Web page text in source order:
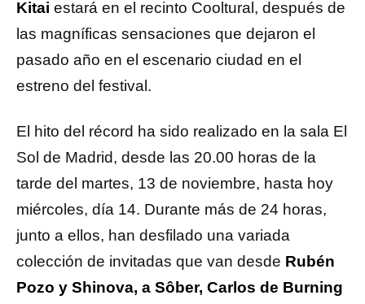
Kitai estará en el recinto Cooltural, después de
las magníficas sensaciones que dejaron el
pasado año en el escenario ciudad en el
estreno del festival.
El hito del récord ha sido realizado en la sala El
Sol de Madrid, desde las 20.00 horas de la
tarde del martes, 13 de noviembre, hasta hoy
miércoles, día 14. Durante más de 24 horas,
junto a ellos, han desfilado una variada
colección de invitadas que van desde Rubén
Pozo y Shinova, a Sôber, Carlos de Burning